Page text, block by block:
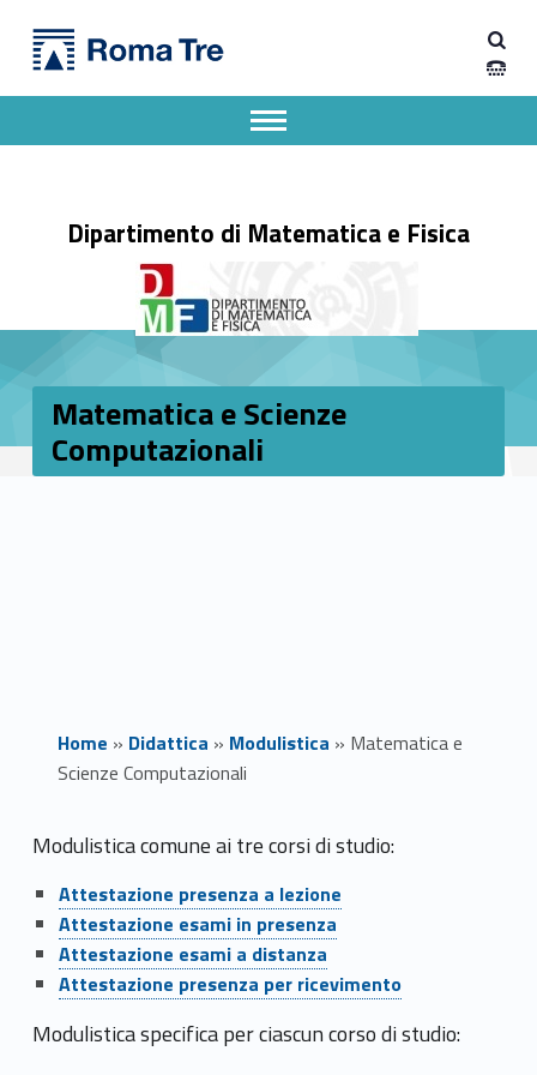
Matematica e Scienze Computazionali - Dipartimento di Matematica e Fisica
Dipartimento di Matematica e Fisica dell'Università degli Studi Roma Tre
Dipartimento di Matematica e Fisica
Apri il menu secondario
Header info sidebar
Matematica e Scienze
Computazionali
Home » Didattica » Modulistica » Matematica e
Scienze Computazionali
M
a
t
e
m
Modulistica comune ai tre corsi di studio:
Link identifier #identifier__156605-2
Link identifier #identifier__15445-1
Attestazione presenza a lezione
Link identifier #identifier__102217-2
Attestazione esami in presenza
Link identifier #identifier__100251-3
Attestazione esami a distanza
Link identifier #identifier__58921-4
Attestazione presenza per ricevimento
Modulistica specifica per ciascun corso di studio: